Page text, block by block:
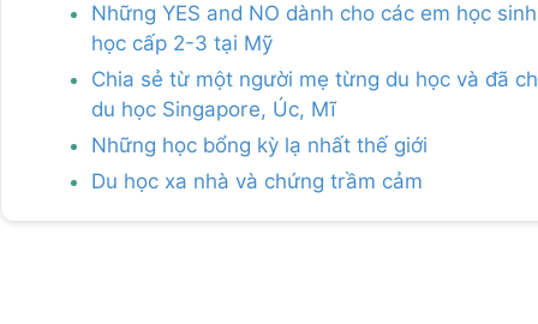
Những YES and NO dành cho các em học
học cấp 2-3 tại Mỹ
Chia sẻ từ một người mẹ từng du học và đã
du học Singapore, Úc, Mĩ
Những học bổng kỳ lạ nhất thế giới
Du học xa nhà và chứng trầm cảm